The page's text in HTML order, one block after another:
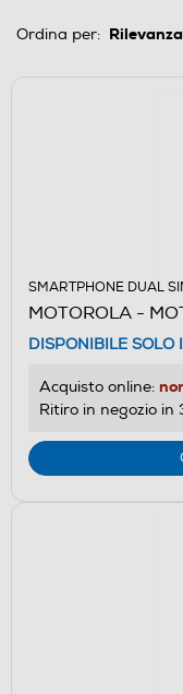
Ordina per:
SMARTPHONE DUAL
MOTOROLA -
DISPONIBILE SOLO
Acquisto online:
Ritiro in negozio